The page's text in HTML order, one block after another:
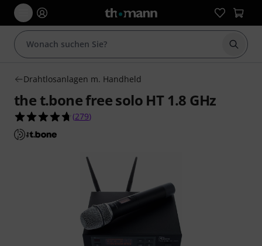
Suche
Drahtlosanlagen m. Handheld
the t.bone free solo HT 1.8 GHz
4.7 von 5 Sternen aus 279 Kundenbewertungen
(279)